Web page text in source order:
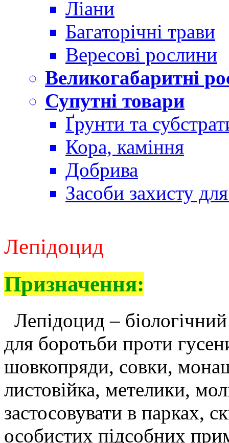
Ліани
Багаторічні трави
Вересові рослини
Великогабаритні
Супутні товари
Ґрунти та
Кора, каміння
Добрива
Засоби захисту
Лепідоцид
Призначення:
Лепідоцид –
для боротьби проти
шовкопряди, совки,
листовійка, метелики,
застосовувати в парках,
особистих підсобних